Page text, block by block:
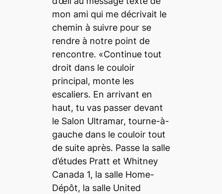
mon ami qui me décrivait le
chemin à suivre pour se
rendre à notre point de
rencontre. «Continue tout
droit dans le couloir
principal, monte les
escaliers. En arrivant en
haut, tu vas passer devant
le Salon Ultramar, tourne-à-
gauche dans le couloir tout
de suite après. Passe la salle
d’études Pratt et Whitney
Canada 1, la salle Home-
Dépôt, la salle United